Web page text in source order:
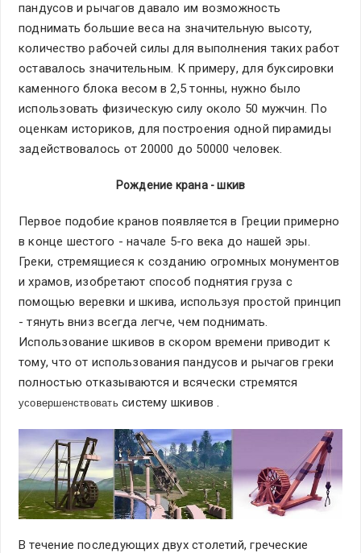
пандусов и рычагов давало им возможность
поднимать большие веса на значительную высоту,
количество рабочей силы для выполнения таких работ
оставалось значительным. К примеру, для буксировки
каменного блока весом в 2,5 тонны, нужно было
использовать физическую силу около 50 мужчин. По
оценкам историков, для построения одной пирамиды
задействовалось от 20000 до 50000 человек.
Рождение крана - шкив
Первое подобие кранов появляется в Греции примерно
в конце шестого - начале 5-го века до нашей эры.
Греки, стремящиеся к созданию огромных монументов
и храмов, изобретают способ поднятия груза с
помощью веревки и шкива, используя простой принцип
- тянуть вниз всегда легче, чем поднимать.
Использование шкивов в скором времени приводит к
тому, что от использования пандусов и рычагов греки
полностью отказываются и всячески стремятся
усовершенствоватьсистему шкивов .
В течение последующих двух столетий, греческие